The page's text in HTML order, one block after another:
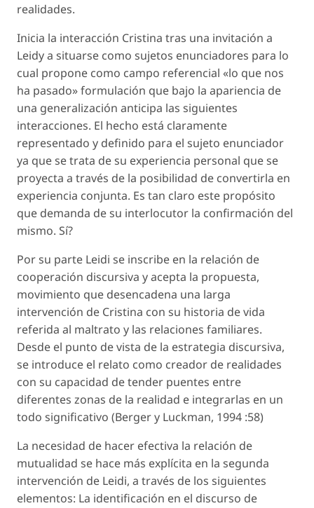
realidades.
Inicia la interacción Cristina tras una invitación a
Leidy a situarse como sujetos enunciadores para lo
cual propone como campo referencial «lo que nos
ha pasado» formulación que bajo la apariencia de
una generalización anticipa las siguientes
interacciones. El hecho está claramente
representado y definido para el sujeto enunciador
ya que se trata de su experiencia personal que se
proyecta a través de la posibilidad de convertirla en
experiencia conjunta. Es tan claro este propósito
que demanda de su interlocutor la confirmación del
mismo. Sí?
Por su parte Leidi se inscribe en la relación de
cooperación discursiva y acepta la propuesta,
movimiento que desencadena una larga
intervención de Cristina con su historia de vida
referida al maltrato y las relaciones familiares.
Desde el punto de vista de la estrategia discursiva,
se introduce el relato como creador de realidades
con su capacidad de tender puentes entre
diferentes zonas de la realidad e integrarlas en un
todo significativo (Berger y Luckman, 1994 :58)
La necesidad de hacer efectiva la relación de
mutualidad se hace más explícita en la segunda
intervención de Leidi, a través de los siguientes
elementos: La identificación en el discurso de